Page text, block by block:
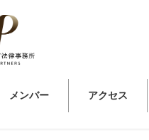
メンバー アクセス